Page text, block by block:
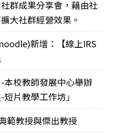
群成果分享會，藉由社
大社群經營效果。
新增：【線上IRS
-本校教師發展中心舉辦
短片教學工作坊」
範教授與傑出教授